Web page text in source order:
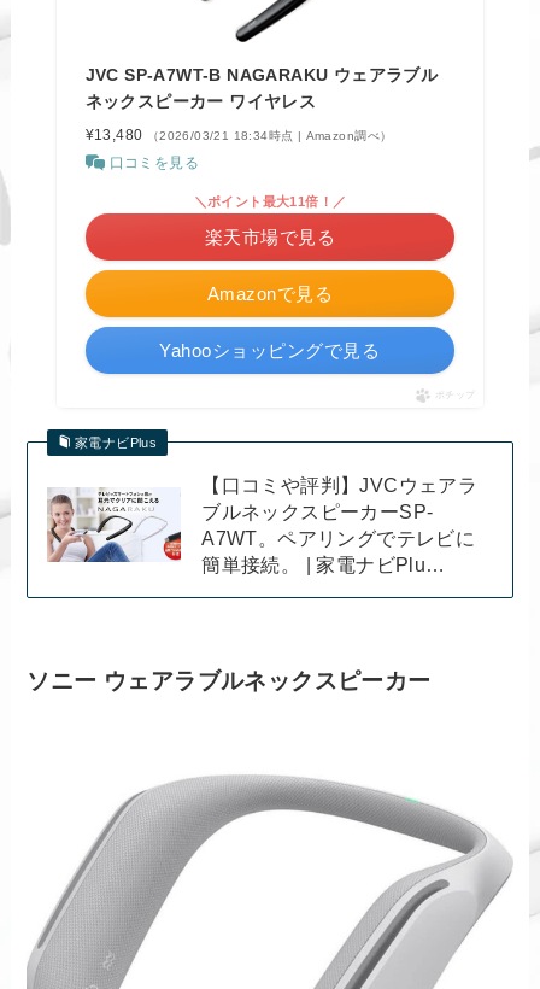
JVC SP-A7WT-B NAGARAKU ウェアラブル
ネックスピーカー ワイヤレス
¥13,480 （2026/03/21 18:34時点 | Amazon調べ）
口コミを見る
Amazonで見る
＼ポイント最大11倍！／
楽天市場で見る
Yahooショッピングで見る
ポチップ
家電ナビPlus
【口コミや評判】JVCウェアラ
ブルネックスピーカーSP-
A7WT。ペアリングでテレビに
簡単接続。 | 家電ナビPlu…
ソニー ウェアラブルネックスピーカー